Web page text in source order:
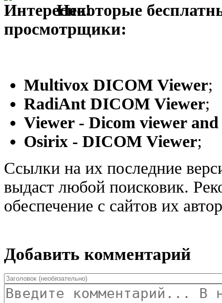
Некоторые
просмотрщики:
Multivox DICOM Viewer;
RadiAnt DICOM Viewer;
Viewer - Dicom viewer and
Osirix - DICOM Viewer;
Ссылки на их последние
выдаст любой поисковик.
обеспечение с сайтов их
Добавить комментарий